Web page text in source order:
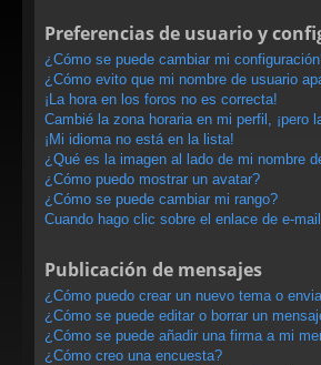
Preferencias de usuario y
¿Cómo se puede cambiar mi
¿Cómo evito que mi nombre de usuario
¡La hora en los foros no es correcta!
Cambié la zona horaria en mi perfil, ¡pero
¡Mi idioma no está en la lista!
¿Qué es la imagen al lado de mi nombre
¿Cómo puedo mostrar un avatar?
¿Cómo se puede cambiar mi rango?
Cuando hago clic sobre el enlace de e-
Publicación de mensajes
¿Cómo puedo crear un nuevo tema o
¿Cómo se puede editar o borrar un
¿Cómo se puede añadir una firma a mi
¿Cómo creo una encuesta?